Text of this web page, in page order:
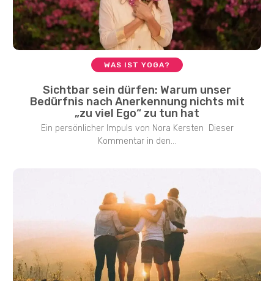
WAS IST YOGA?
Sichtbar sein dürfen: Warum unser
Bedürfnis nach Anerkennung nichts mit
„zu viel Ego“ zu tun hat
Ein persönlicher Impuls von Nora Kersten Dieser
Kommentar in den...